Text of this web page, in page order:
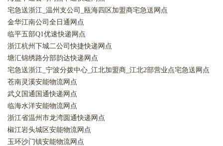
宅急送浙江_温州支公司_瓯海四区加盟商宅急送网点
金华江南公司全日通网点
临平五部Q1优速快递网点
浙江杭州下城二公司快捷快递网点
塘汇锦绣路分部韵达快递网点
宅急送浙江_宁波分拨中心_江北加盟商_江北2部营业点宅急送网点
苍南灵溪安能物流网点
武义国通国通快递网点
临海水洋安能物流网点
浙江省温州市龙湾圆通快递网点
椒江岩头城区安能物流网点
玉环沙门镇安能物流网点